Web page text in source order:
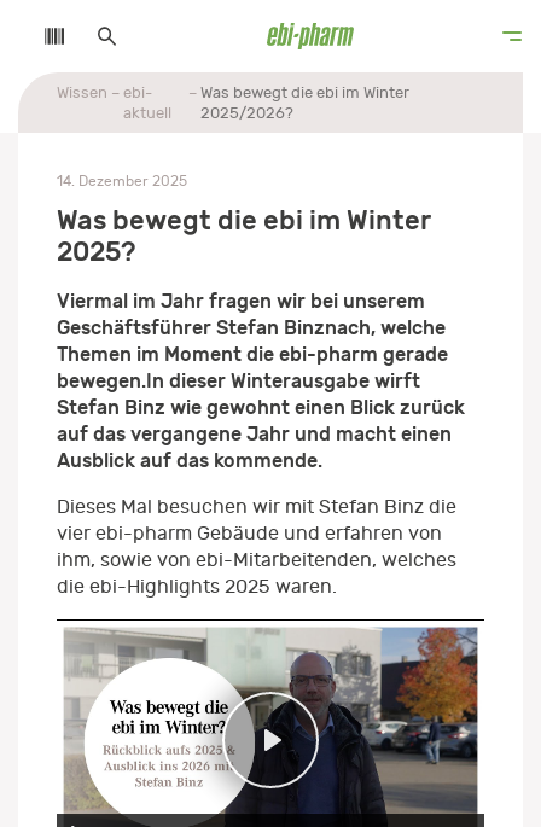
Wissen
ebi-
aktuell
Was bewegt die ebi im Winter
2025/2026?
14. Dezember 2025
Was bewegt die ebi im Winter
2025?
Viermal im Jahr fragen wir bei unserem
Geschäftsführer Stefan Binznach, welche
Themen im Moment die ebi-pharm gerade
bewegen.In dieser Winterausgabe wirft
Stefan Binz wie gewohnt einen Blick zurück
auf das vergangene Jahr und macht einen
Ausblick auf das kommende.
Dieses Mal besuchen wir mit Stefan Binz die
vier ebi-pharm Gebäude und erfahren von
ihm, sowie von ebi-Mitarbeitenden, welches
die ebi-Highlights 2025 waren.
Play